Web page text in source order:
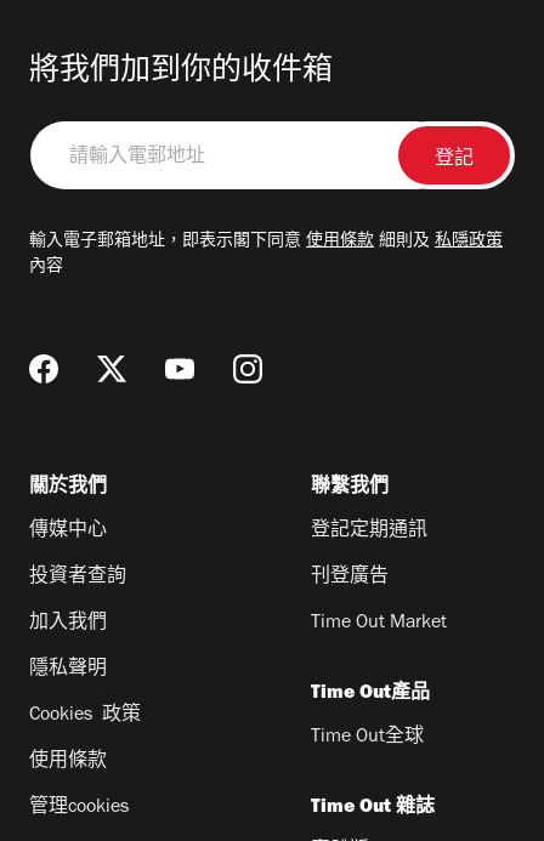
將我們加到你的收件箱
請
輸
郵
輸入電子郵箱地址，即表示閣下同意 使用條款 細則及 私隱政策
內容
關於我們
傳媒中心
投資者查詢
加入我們
隱私聲明
Cookies 政策
使用條款
管理cookies
聯繫我們
登記定期通訊
刊登廣告
Time Out Market
Time Out產品
Time Out全球
Time Out 雜誌